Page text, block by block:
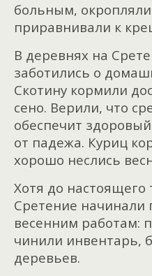
больным,
приравнивали к
В деревнях на
заботились о
Скотину кормили
сено. Верили, что
обеспечит
от падежа. Куриц
хорошо неслись
Хотя до настоящего
Сретение начинали
весенним работам:
чинили инвентарь,
деревьев.